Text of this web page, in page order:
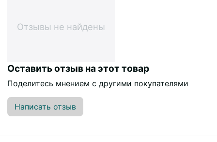
Отзывы не найдены
Оставить отзыв на этот товар
Поделитесь мнением с другими покупателями
Написать отзыв